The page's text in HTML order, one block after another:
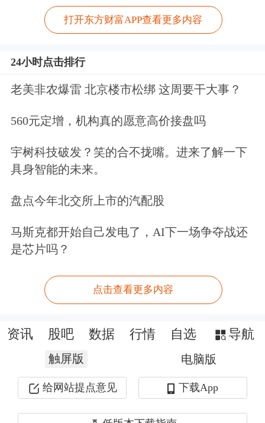
打开东方财富APP查看更多内容
24小时点击排行
老美非农爆雷 北京楼市松绑 这周要干大事？
560元定增，机构真的愿意高价接盘吗
宇树科技破发？笑的合不拢嘴。进来了解一下
具身智能的未来。
盘点今年北交所上市的汽配股
马斯克都开始自己发电了，AI下一场争夺战还
是芯片吗？
点击查看更多内容
资讯 股吧 数据 行情 自选 导航
触屏版 电脑版
给网站提点意见 下载App